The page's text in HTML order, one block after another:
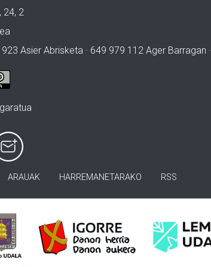
24, 2
Asier Abrisketa · 649 979 112 Ager Barragan ·
ARAUAK HARREMANETARAKO RSS